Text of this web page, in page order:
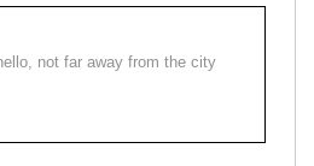
not far away from the city